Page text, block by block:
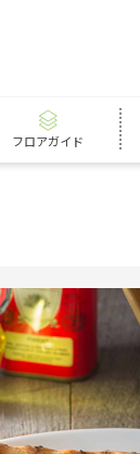
フロアガイド